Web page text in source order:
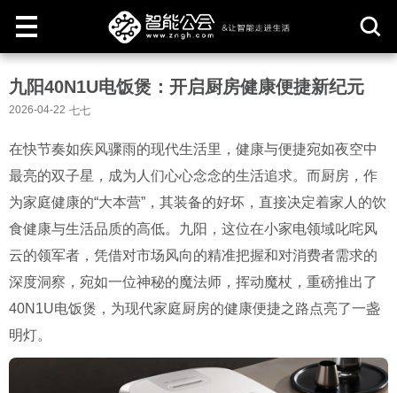
九阳40N1U电饭煲：开启厨房健康便捷新纪元
2026-04-22 七七
在快节奏如疾风骤雨的现代生活里，健康与便捷宛如夜空中
最亮的双子星，成为人们心心念念的生活追求。而厨房，作
为家庭健康的“大本营”，其装备的好坏，直接决定着家人的饮
食健康与生活品质的高低。九阳，这位在小家电领域叱咤风
云的领军者，凭借对市场风向的精准把握和对消费者需求的
深度洞察，宛如一位神秘的魔法师，挥动魔杖，重磅推出了
40N1U电饭煲，为现代家庭厨房的健康便捷之路点亮了一盏
明灯。